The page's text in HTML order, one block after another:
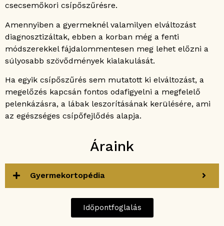
csecsemőkori csípőszűrésre.
Amennyiben a gyermeknél valamilyen elváltozást
diagnosztizáltak, ebben a korban még a fenti
módszerekkel fájdalommentesen meg lehet előzni a
súlyosabb szövődmények kialakulását.
Ha egyik csípőszűrés sem mutatott ki elváltozást, a
megelőzés kapcsán fontos odafigyelni a megfelelő
pelenkázásra, a lábak leszorításának kerülésére, ami
az egészséges csípőfejlődés alapja.
Áraink
Gyermekortopédia
Időpontfoglalás